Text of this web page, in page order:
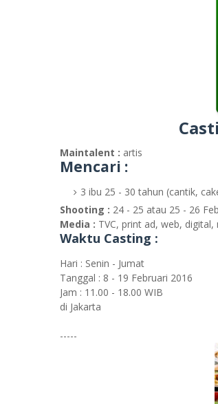
Maintalent : artis
Mencari :
3 ibu 25 - 30 tahun (cantik,
Shooting : 24 - 25 atau 25 - 26
Media : TVC, print ad, web,
Waktu Casting :
Hari : Senin - Jumat
Tanggal : 8 - 19 Februari 2016
Jam : 11.00 - 18.00 WIB
di Jakarta
-----